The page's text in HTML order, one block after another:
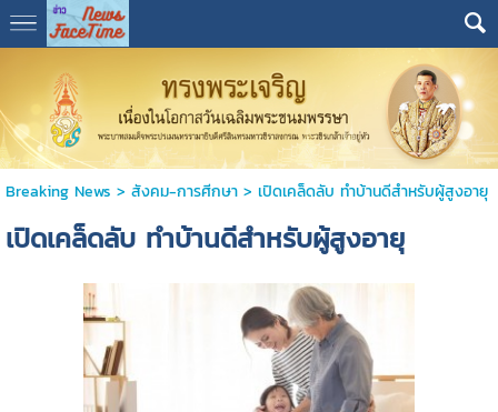
Breaking News > สังคม-การศีกษา> เปิดเคล็ดลับ ทำบ้านดีสำหรับผู้สูงอายุ
เปิดเคล็ดลับ ทำบ้านดีสำหรับผู้สูงอายุ